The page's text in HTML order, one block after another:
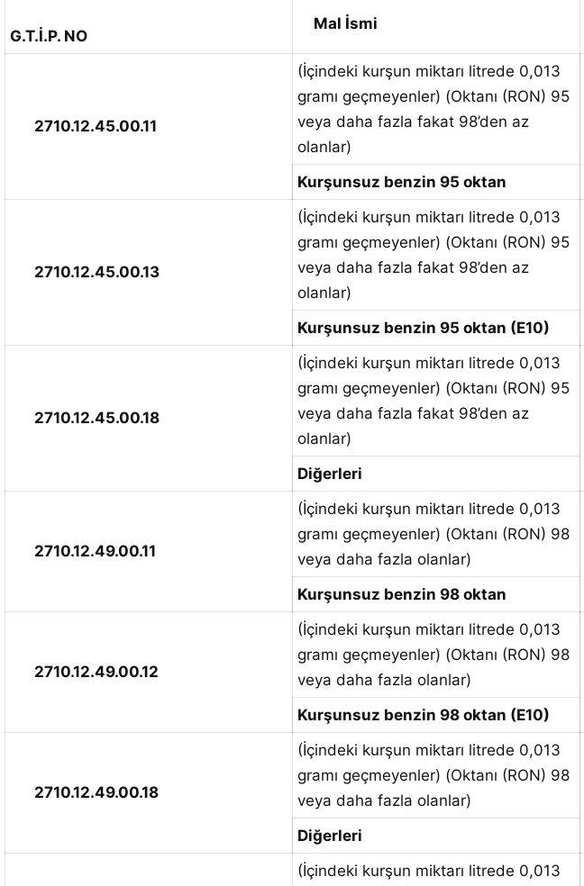
G.T.İ.P. NO
Mal İsmi
2710.12.45.00.11
(İçindeki kurşun miktarı litrede 0,013
gramı geçmeyenler) (Oktanı (RON) 95
veya daha fazla fakat 98’den az
olanlar)
Kurşunsuz benzin 95 oktan
2710.12.45.00.13
(İçindeki kurşun miktarı litrede 0,013
gramı geçmeyenler) (Oktanı (RON) 95
veya daha fazla fakat 98’den az
olanlar)
Kurşunsuz benzin 95 oktan (E10)
2710.12.45.00.18
(İçindeki kurşun miktarı litrede 0,013
gramı geçmeyenler) (Oktanı (RON) 95
veya daha fazla fakat 98’den az
olanlar)
Diğerleri
2710.12.49.00.11
(İçindeki kurşun miktarı litrede 0,013
gramı geçmeyenler) (Oktanı (RON) 98
veya daha fazla olanlar)
Kurşunsuz benzin 98 oktan
2710.12.49.00.12
(İçindeki kurşun miktarı litrede 0,013
gramı geçmeyenler) (Oktanı (RON) 98
veya daha fazla olanlar)
Kurşunsuz benzin 98 oktan (E10)
2710.12.49.00.18
(İçindeki kurşun miktarı litrede 0,013
gramı geçmeyenler) (Oktanı (RON) 98
veya daha fazla olanlar)
Diğerleri
(İçindeki kurşun miktarı litrede 0,013